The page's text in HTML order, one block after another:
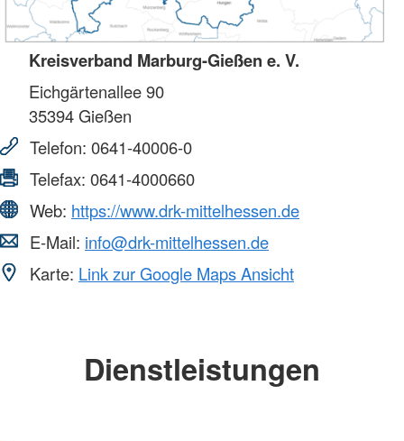
Kreisverband Marburg-Gießen e. V.
Eichgärtenallee 90
35394Gießen
Telefon: 0641-40006-0
Telefax: 0641-4000660
Web: https://www.drk-mittelhessen.de
E-Mail: info@drk-mittelhessen.de
Karte: Link zur Google Maps Ansicht
Dienstleistungen